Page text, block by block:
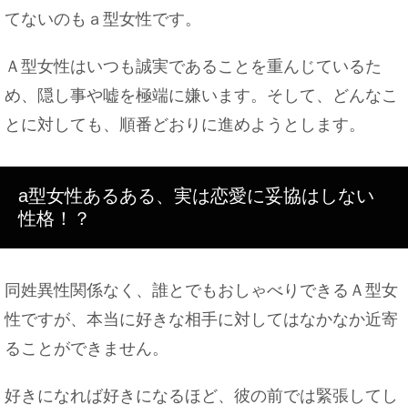
レ！
お問い合わせ
気持ちで
てないのもａ型女性です。
Ａ型女性はいつも誠実であることを重んじているた
め、隠し事や嘘を極端に嫌います。そして、どんなこ
とに対しても、順番どおりに進めようとします。
a型女性あるある、実は恋愛に妥協はしない
性格！？
同姓異性関係なく、誰とでもおしゃべりできるＡ型女
性ですが、本当に好きな相手に対してはなかなか近寄
ることができません。
好きになれば好きになるほど、彼の前では緊張してし